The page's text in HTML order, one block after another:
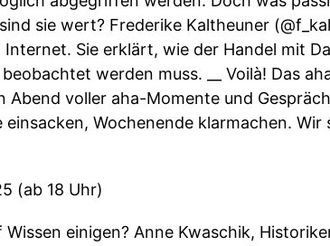
sie wert? Frederike Kaltheuner
Sie erklärt, wie der Handel mit
werden muss. __ Voilà! Das
Abend voller aha-Momente und
einsacken, Wochenende klarmachen.
(ab 18 Uhr)
einigen? Anne Kwaschik,